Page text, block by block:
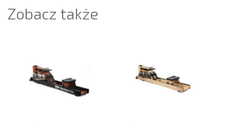
Zobacz także